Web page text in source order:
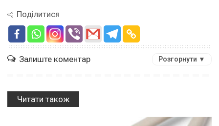
Поділитися
Залиште коментар Розгорнути ▼
Читати також